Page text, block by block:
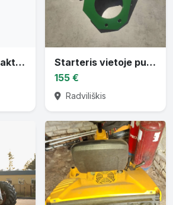
Parduodamas traktorius CASE PUMA 130
Starteris vietoje puskačio
155 €
Radviliškis